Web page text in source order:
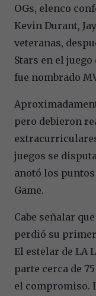
OGs, elenco
Kevin Durant,
veteranas,
Stars en el
fue nombrado
pero debieron
juegos se
anotó los
Game.
Cabe señalar
perdió su primer
El estelar de LA
parte cerca de
el compromiso.